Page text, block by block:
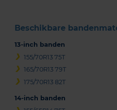
Beschikbare
13-inch banden
155/70R13 75T
165/70R13 79T
175/70R13 82T
14-inch banden